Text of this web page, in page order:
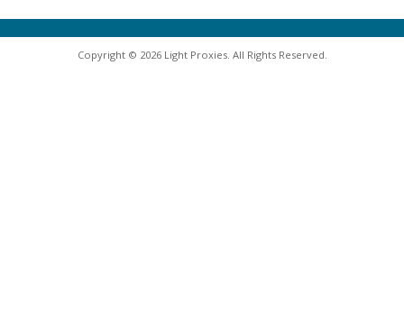
Copyright © 2026 Light Proxies. All Rights Reserved.